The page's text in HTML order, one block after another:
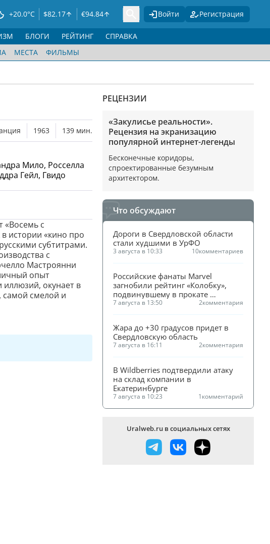
+20.0°C $82.17 €94.84 Войти Регистрация
МЕСТА ФИЛЬМЫ
БЛОГИ РЕЙТИНГ СПРАВКА
1963 139 мин.
Мило, Росселла
Гейл, Гвидо
«Восемь с
истории «кино про
субтитрами.
с
Мастроянни
опыт
окунает в
самой смелой и
РЕЦЕНЗИИ
«Закулисье реальности».
Рецензия на экранизацию
популярной интернет-легенды
Бесконечные коридоры,
спроектированные безумным
архитектором.
Что обсуждают
Дороги в Свердловской области
стали худшими в УрФО
3 августа в 10:33 10комментариев
Российские фанаты Marvel
загнобили рейтинг «Колобку»,
подвинувшему в прокате
«Человека-паука»
7 августа в 13:50 2комментария
Жара до +30 градусов придет в
Свердловскую область
7 августа в 16:11 2комментария
В Wildberries подтвердили атаку
на склад компании в
Екатеринбурге
7 августа в 10:23 1комментарий
Uralweb.ru в социальных сетях